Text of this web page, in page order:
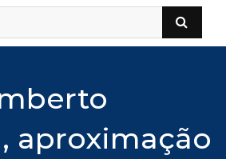
aproximação